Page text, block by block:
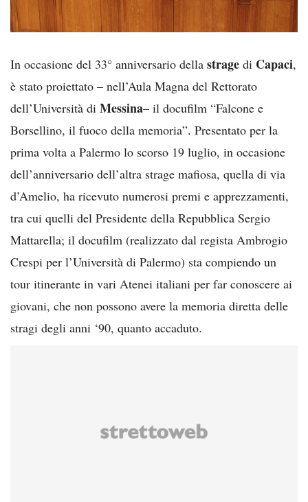
In occasione del 33° anniversario della strage di Capaci,
è stato proiettato – nell’Aula Magna del Rettorato
dell’Università di Messina– il docufilm “Falcone e
Borsellino, il fuoco della memoria”. Presentato per la
prima volta a Palermo lo scorso 19 luglio, in occasione
dell’anniversario dell’altra strage mafiosa, quella di via
d’Amelio, ha ricevuto numerosi premi e apprezzamenti,
tra cui quelli del Presidente della Repubblica Sergio
Mattarella; il docufilm (realizzato dal regista Ambrogio
Crespi per l’Università di Palermo) sta compiendo un
tour itinerante in vari Atenei italiani per far conoscere ai
giovani, che non possono avere la memoria diretta delle
stragi degli anni ‘90, quanto accaduto.